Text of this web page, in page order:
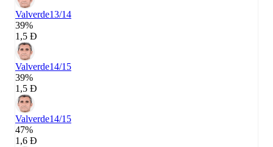
Valverde13/14
39%
1,5 Đ
Valverde14/15
39%
1,5 Đ
Valverde14/15
47%
1,6 Đ